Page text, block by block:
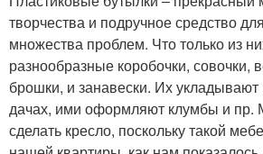
творчества и подручное средство
множества проблем. Что только из
разнообразные коробочки, совочки,
брошки, и занавески. Их укладывают
дачах, ими оформляют клумбы и
сделать кресло, поскольку такой